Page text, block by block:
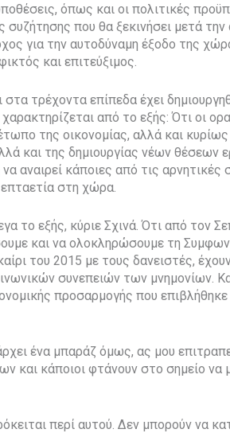
όπως και οι πολιτικές
που θα ξεκινήσει μετά
για την αυτοδύναμη έξοδο της
και επιτεύξιμος.
τρέχοντα επίπεδα έχει
από το εξής: Ότι οι
της οικονομίας, αλλά και
και της δημιουργίας νέων θέσεων
αναιρεί κάποιες από τις αρνητικές
στη χώρα.
το εξής, κύριε Σχινά. Ότι από τον
και να ολοκληρώσουμε τη
του 2015 με τους δανειστές,
συνεπειών των μνημονίων.
προσαρμογής που
ένα μπαράζ όμως, ας μου
και κάποιοι φτάνουν στο σημείο να
περί αυτού. Δεν μπορούν να